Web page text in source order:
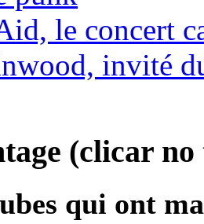
le concert
invité
(clicar
qui ont